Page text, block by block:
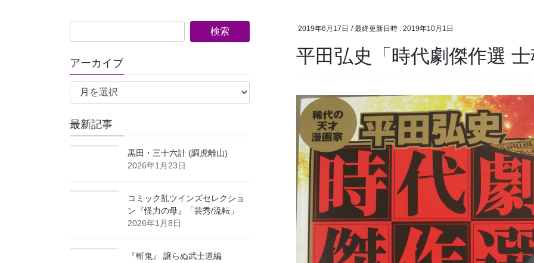
2019年6月17日 / 最終更新日時 : 2019年10月1日
平田弘史「時代劇傑作選
アーカイブ
ア
イ
ブ
最新記事
黒田・三十六計 (調虎離山)
2026年1月23日
コミック乱ツインズセレクショ
ン『怪力の母』「芸秀/流転」
2026年1月8日
『斬鬼』 譲らぬ武士道編